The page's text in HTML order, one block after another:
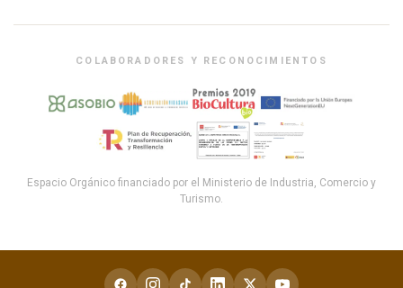
COLABORADORES Y RECONOCIMIENTOS
Espacio Orgánico financiado por el Ministerio de Industria, Comercio y
Turismo.